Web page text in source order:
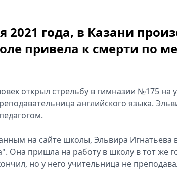
2021 года, в Казани
привела к смерти по
открыл стрельбу в гимназии №175 на
английского языка.
на сайте школы, Эльвира Игнатьева
Она пришла на работу в школу в тот же
но у него учительница не